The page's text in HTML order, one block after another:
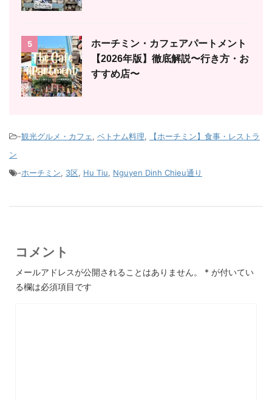
5
ホーチミン・カフェアパートメント
【2026年版】徹底解説〜行き方・お
すすめ店〜
-観光グルメ・カフェ, ベトナム料理,
【ホーチミン】食事・レストラ
ン
-ホーチミン, 3区, Hu Tiu, Nguyen Dinh Chieu通り
コメント
メールアドレスが公開されることはありません。 * が付いてい
る欄は必須項目です